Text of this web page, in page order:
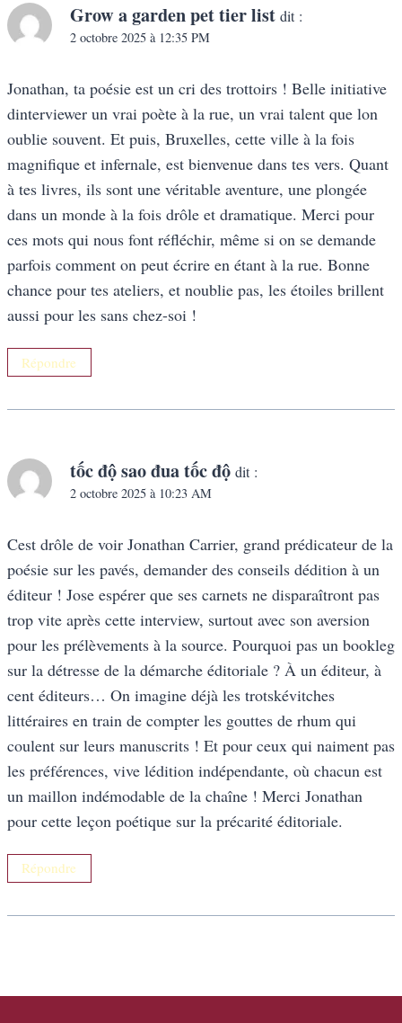
Grow a garden pet tier list dit :
2 octobre 2025 à 12:35 PM
Jonathan, ta poésie est un cri des trottoirs ! Belle initiative
dinterviewer un vrai poète à la rue, un vrai talent que lon
oublie souvent. Et puis, Bruxelles, cette ville à la fois
magnifique et infernale, est bienvenue dans tes vers. Quant
à tes livres, ils sont une véritable aventure, une plongée
dans un monde à la fois drôle et dramatique. Merci pour
ces mots qui nous font réfléchir, même si on se demande
parfois comment on peut écrire en étant à la rue. Bonne
chance pour tes ateliers, et noublie pas, les étoiles brillent
aussi pour les sans chez-soi !
Répondre
tốc độ sao đua tốc độ dit :
2 octobre 2025 à 10:23 AM
Cest drôle de voir Jonathan Carrier, grand prédicateur de la
poésie sur les pavés, demander des conseils dédition à un
éditeur ! Jose espérer que ses carnets ne disparaîtront pas
trop vite après cette interview, surtout avec son aversion
pour les prélèvements à la source. Pourquoi pas un bookleg
sur la détresse de la démarche éditoriale ? À un éditeur, à
cent éditeurs… On imagine déjà les trotskévitches
littéraires en train de compter les gouttes de rhum qui
coulent sur leurs manuscrits ! Et pour ceux qui naiment pas
les préférences, vive lédition indépendante, où chacun est
un maillon indémodable de la chaîne ! Merci Jonathan
pour cette leçon poétique sur la précarité éditoriale.
Répondre